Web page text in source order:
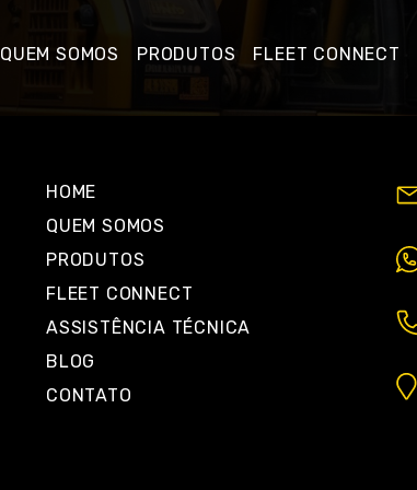
QUEM SOMOS PRODUTOS FLEET CONNECT
HOME
QUEM SOMOS
PRODUTOS
FLEET CONNECT
ASSISTÊNCIA TÉCNICA
BLOG
CONTATO